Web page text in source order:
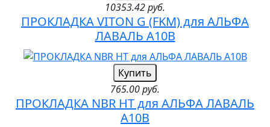
10353.42 руб.
ПРОКЛАДКА VITON G (FKM) для АЛЬФА
ЛАВАЛЬ A10B
Купить
765.00 руб.
ПРОКЛАДКА NBR HT для АЛЬФА ЛАВАЛЬ
A10B